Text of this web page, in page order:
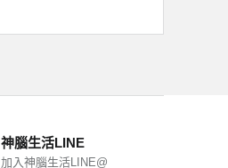
神腦生活LINE
加入神腦生活LINE@